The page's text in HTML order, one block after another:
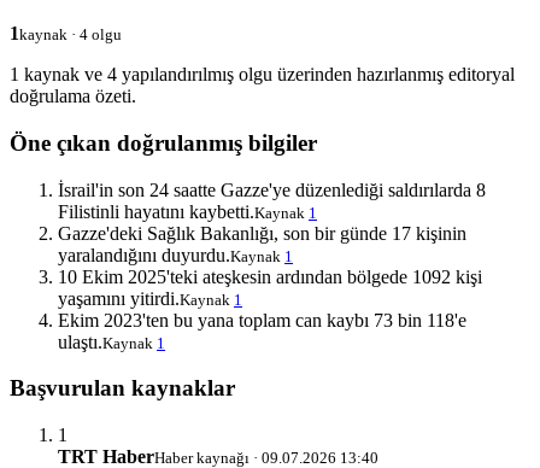
1kaynak · 4 olgu
1 kaynak ve 4 yapılandırılmış olgu üzerinden hazırlanmış editoryal
doğrulama özeti.
Öne çıkan doğrulanmış bilgiler
İsrail'in son 24 saatte Gazze'ye düzenlediği saldırılarda 8
Filistinli hayatını kaybetti.Kaynak 1
Gazze'deki Sağlık Bakanlığı, son bir günde 17 kişinin
yaralandığını duyurdu.Kaynak 1
10 Ekim 2025'teki ateşkesin ardından bölgede 1092 kişi
yaşamını yitirdi.Kaynak 1
Ekim 2023'ten bu yana toplam can kaybı 73 bin 118'e
ulaştı.Kaynak 1
Başvurulan kaynaklar
1
TRT HaberHaber kaynağı · 09.07.2026 13:40